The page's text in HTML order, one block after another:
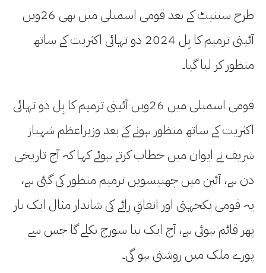
طرح سینیٹ کے بعد قومی اسمبلی میں بھی 26ویں
آئینی ترمیم کا بِل 2024 دو تہائی اکثریت کے ساتھ
منظور کر لیا گیا۔
قومی اسمبلی میں 26ویں آئینی ترمیم کا بِل دو تہائی
اکثریت کے ساتھ منظور ہونے کے بعد وزیراعظم شہباز
شریف نے ایوان میں خطاب کرتے ہوئے کہا کہ آج تاریخی
دن ہے، آئین میں چھبیسویں ترمیم منظور کی گئی ہے،
یہ قومی یکجہتی اور اتفاقِ رائے کی شاندار مثال ایک بار
پھر قائم ہوئی ہے، آج ایک نیا سورج نکلے گا جس سے
پورے ملک میں روشنی ہو گی۔